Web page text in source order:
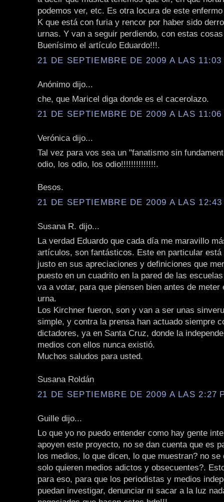
podemos ver, etc. Es otra locura de este
K que está con furia y rencor por haber sido
urnas. Y van a seguir perdiendo, con estas
Buenísimo el artículo Eduardo!!!.
21 DE SEPTIEMBRE DE 2009 A LAS
Anónimo dijo...
che, que Maricel diga donde es el cacerolazo.
21 DE SEPTIEMBRE DE 2009 A LAS
Verónica dijo...
Tal vez para vos sea un "fanatismo sin
odio, los odio, los odio!!!!!!!!!!!!!!.
Besos.
21 DE SEPTIEMBRE DE 2009 A LAS 12:43
Susana R. dijo...
La verdad Eduardo que cada día me maravillo
artículos, son fantásticos. Este en particular está
justo en sus apreciaciones y definiciones que
puesto en un cuadrito en la pared de las
va a votar, para que piensen bien antes de meter
urna.
Los Kirchner fueron, son y van a ser unas
simple, y contra la prensa han actuado siempre
dictadores, ya en Santa Cruz, donde la
medios con ellos nunca existió.
Muchos saludos para usted.
Susana Roldán
21 DE SEPTIEMBRE DE 2009 A LAS 2:27
Guille dijo...
Lo que yo no puedo entender como hay gente
apoyen este proyecto, no se dan cuenta que es
los medios, lo que dicen, lo que muestran? no se
solo quieren medios adictos y obsecuentes?.
para eso, para que los periodistas y medios
puedan investigar, denunciar ni sacar a la luz